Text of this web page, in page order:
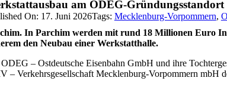
am ODEG-Gründungsstandort
On: 17. Juni 2026Tags: Mecklenburg-Vorpommern,
In Parchim werden mit rund 18 Millionen Euro
den Neubau einer Werkstatthalle.
– Ostdeutsche Eisenbahn GmbH und ihre
– Verkehrsgesellschaft Mecklenburg-Vorpommern mbH